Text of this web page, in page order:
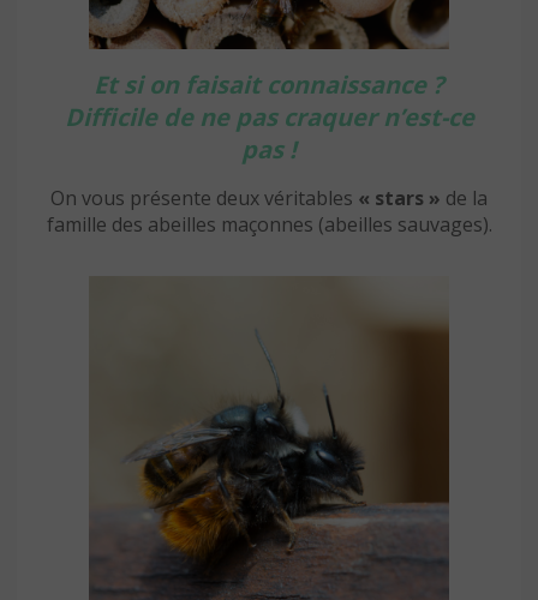
Et si on faisait connaissance ?
Difficile de ne pas craquer n’est-ce
pas !
On vous présente deux véritables « stars » de la
famille des abeilles maçonnes (abeilles sauvages).